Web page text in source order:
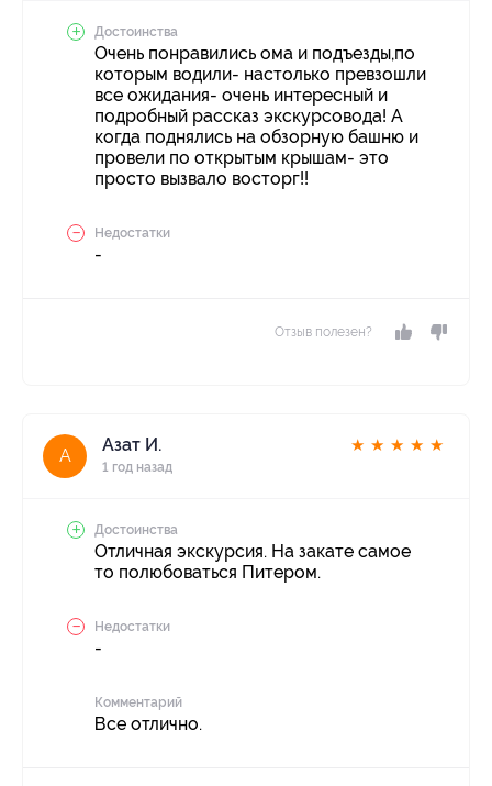
Достоинства
Очень понравились ома и подъезды,по
которым водили- настолько превзошли
все ожидания- очень интересный и
подробный рассказ экскурсовода! А
когда поднялись на обзорную башню и
провели по открытым крышам- это
просто вызвало восторг!!
Недостатки
-
Отзыв полезен?
А
Азат И.
1 год назад
★ ★ ★ ★ ★
Достоинства
Отличная экскурсия. На закате самое
то полюбоваться Питером.
Недостатки
-
Комментарий
Все отлично.